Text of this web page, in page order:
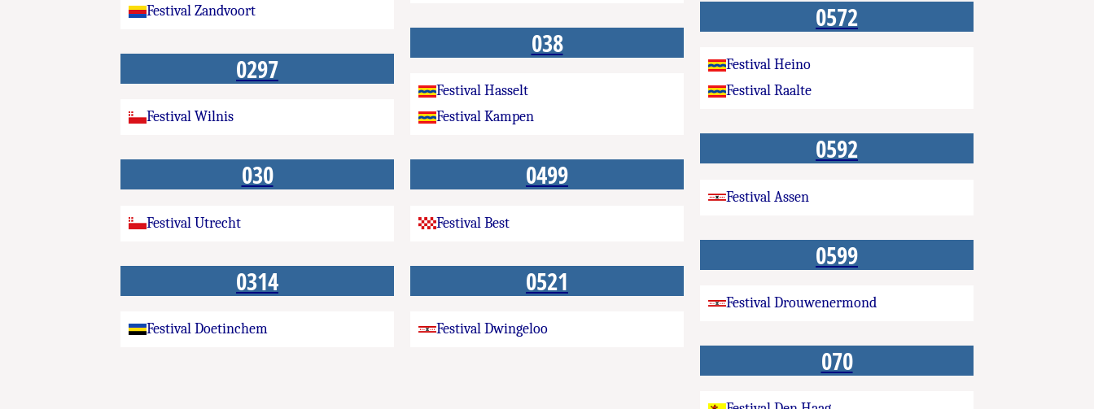
Festival Zandvoort
0297
Festival Wilnis
030
Festival Utrecht
0314
Festival Doetinchem
038
Festival Hasselt
Festival Kampen
0499
Festival Best
0521
Festival Dwingeloo
0572
Festival Heino
Festival Raalte
0592
Festival Assen
0599
Festival Drouwenermond
070